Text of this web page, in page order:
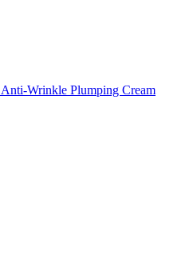
Wrinkle Plumping Cream